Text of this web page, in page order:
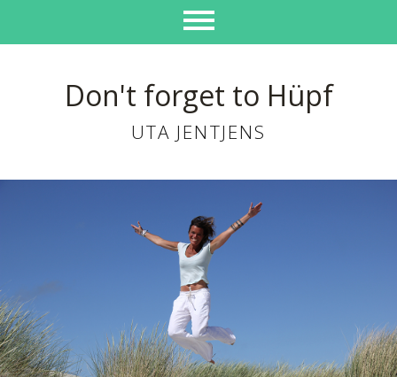
Don't forget to Hüpf
UTA JENTJENS